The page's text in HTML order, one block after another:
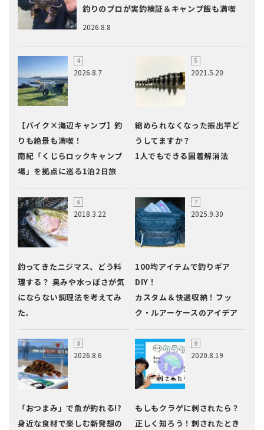
2026.8.8
釣りのプロが実釣検証＆キャンプ飯も満喫
2026.8.7
【バイク×海辺キャンプ】釣
りも絶景も満喫！
南紀「くじらロックキャンプ
場」を拠点に巡る1泊2日旅
2021.5.20
縮められなくなった振出竿ど
うしてますか？
1人でもできる固着解消法
2018.3.22
釣ってきたニジマス、どう料
理する？ 臭みや水っぽさが気
にならない調理法を考えてみ
た。
2025.9.30
100均アイテムで釣りギア
DIY！
カスタム＆快適収納！フッ
ク・ルアーケースのアイデア
2026.8.6
「おつまみ」で魚が釣れる!?
身近な食材で楽しむ新発想の
2020.8.19
もしもクラゲに刺されたら？
正しく知ろう！刺されたとき